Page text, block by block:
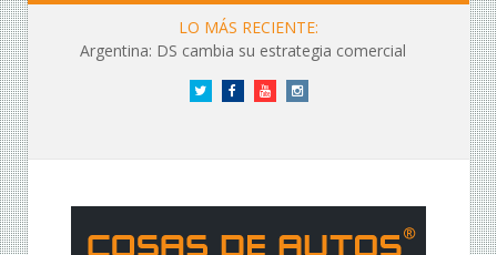
LO MÁS RECIENTE:
Argentina: DS cambia su estrategia comercial
Twitter FacebookYouTubeInstagram